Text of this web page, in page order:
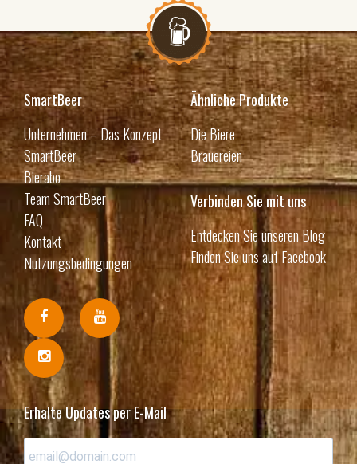
SmartBeer
Unternehmen – Das Konzept
SmartBeer
Bierabo
Team SmartBeer
FAQ
Kontakt
Nutzungsbedingungen
Ähnliche Produkte
Die Biere
Brauereien
Verbinden Sie mit uns
Entdecken Sie unseren Blog
Finden Sie uns auf Facebook
Erhalte Updates per E-Mail